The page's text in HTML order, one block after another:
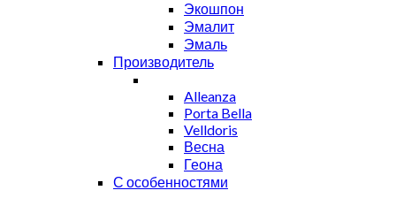
Экошпон
Эмалит
Эмаль
Производитель
Alleanza
Porta Bella
Velldoris
Весна
Геона
С особенностями